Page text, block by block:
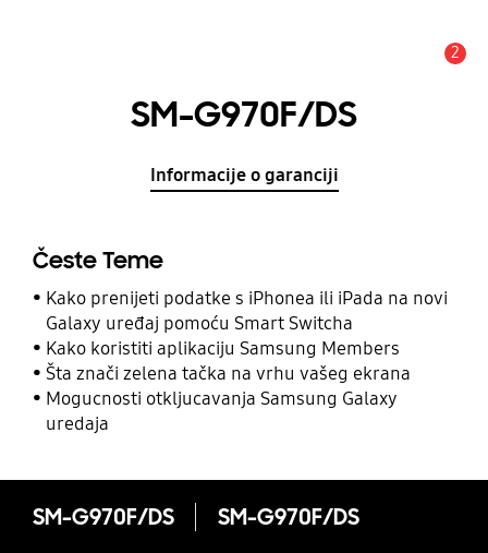
2
SM-G970F/DS
Informacije o garanciji
Česte Teme
Kako prenijeti podatke s iPhonea ili iPada na novi
Galaxy uređaj pomoću Smart Switcha
Kako koristiti aplikaciju Samsung Members
Šta znači zelena tačka na vrhu vašeg ekrana
Mogucnosti otkljucavanja Samsung Galaxy
uredaja
SM-G970F/DS SM-G970F/DS